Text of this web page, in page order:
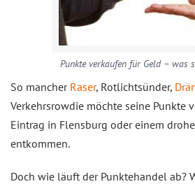
Punkte verkaufen für Geld – was
So mancher Raser, Rotlichtsünder,
Verkehrsrowdie möchte seine Punkte
Eintrag in Flensburg oder einem
entkommen.
Doch wie läuft der Punktehandel ab?